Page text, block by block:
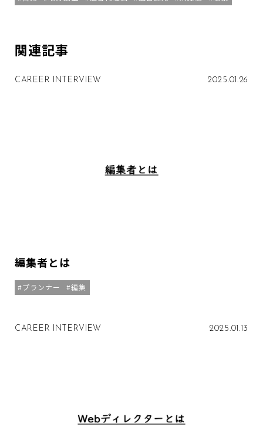
関連記事
CAREER INTERVIEW 2025.01.26
編集者とは
プランナー 編集
CAREER INTERVIEW 2025.01.13